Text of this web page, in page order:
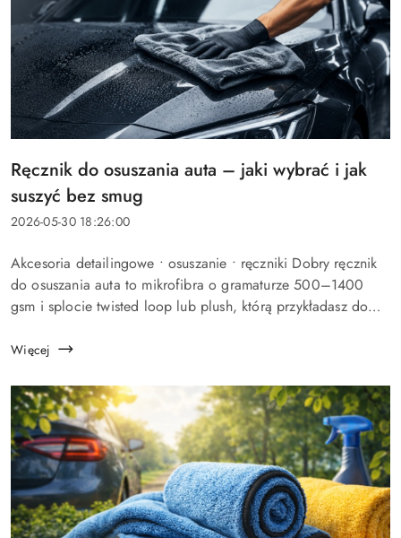
Tytuł
artykułu:
Ręcznik do osuszania auta – jaki wybrać i jak
suszyć bez smug
Data
2026-05-30 18:26:00
Treść
artykułu:
Akcesoria detailingowe • osuszanie • ręczniki Dobry ręcznik
do osuszania auta to mikrofibra o gramaturze 500–1400
gsm i splocie twisted loop lub plush, którą przykładasz do
Więcej